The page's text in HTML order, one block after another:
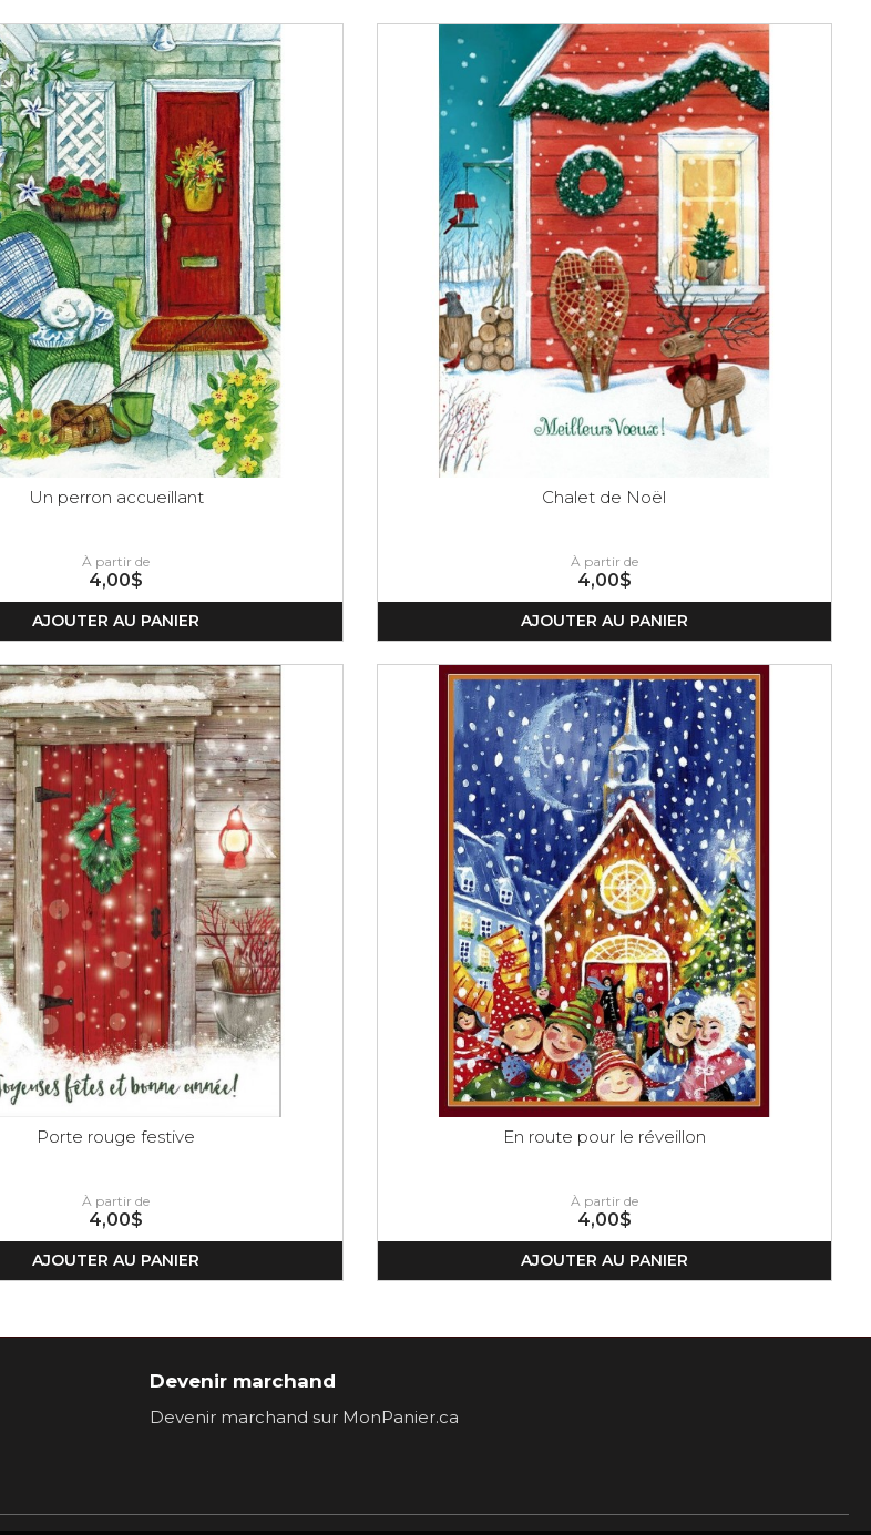
Un perron accueillant
À partir de
4,00$
AJOUTER AU PANIER
Chalet de Noël
À partir de
4,00$
AJOUTER AU PANIER
Porte rouge festive
À partir de
4,00$
AJOUTER AU PANIER
En route pour le réveillon
À partir de
4,00$
AJOUTER AU PANIER
Devenir marchand
Devenir marchand sur MonPanier.ca